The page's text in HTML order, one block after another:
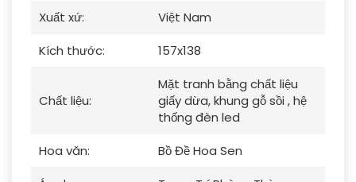
Xuất xứ:
Việt Nam
Kích thước:
157x138
Chất liệu:
Mặt tranh bằng chất liệu
giấy dừa, khung gỗ sồi , hệ
thống đèn led
Hoa văn:
Bồ Đề Hoa Sen